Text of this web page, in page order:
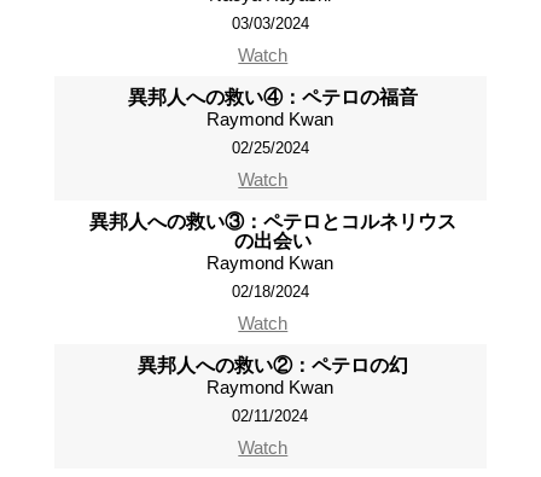
03/03/2024
Watch
異邦人への救い④：ペテロの福音
Raymond Kwan
02/25/2024
Watch
異邦人への救い③：ペテロとコルネリウス
の出会い
Raymond Kwan
02/18/2024
Watch
異邦人への救い②：ペテロの幻
Raymond Kwan
02/11/2024
Watch